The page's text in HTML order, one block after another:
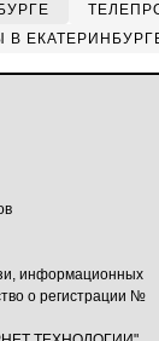
В
информационных
о регистрации №